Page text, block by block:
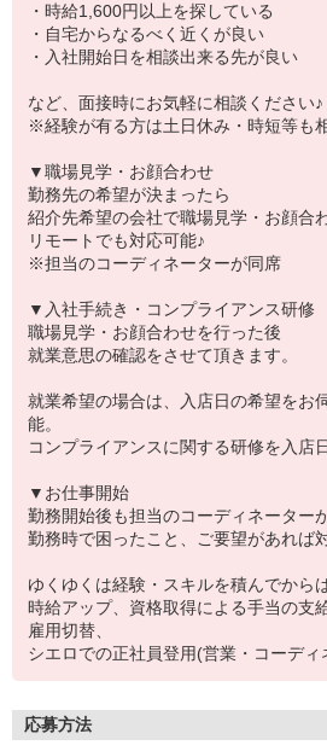
・時給1,600円以上を探している
・自宅からなるべく近くが良い
・入社開始日を相談出来る先が良い
など、面接時にお気軽に相談ください♪
※経験が有る方は土日休み・時短等も
▼職場見学・お顔合わせ
勤務先の希望が決まったら
紹介先希望の会社で職場見学・お顔合
リモートでも対応可能♪
※担当のコーディネーターが同席
▼入社手続き・コンプライアンス研修
職場見学・お顔合わせを行った後
就業意思の確認をさせて頂きます。
就業希望の場合は、入店日の希望をお
能。
コンプライアンスに関する研修を入店
▼お仕事開始
勤務開始後も担当のコーディネーター
勤務時で困ったこと、ご要望があれば
ゆくゆくは経験・スキルを積んでから
時給アップ、資格取得による手当の支
雇用切替、
シエロでの正社員登用(営業・コーディ
応募方法